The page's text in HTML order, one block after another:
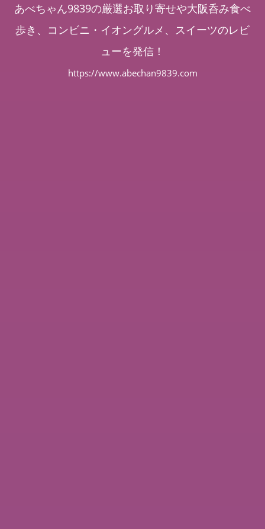
あべちゃん9839の厳選お取り寄せや大阪呑み食べ
歩き、コンビニ・イオングルメ、スイーツのレビ
ューを発信！
https://www.abechan9839.com